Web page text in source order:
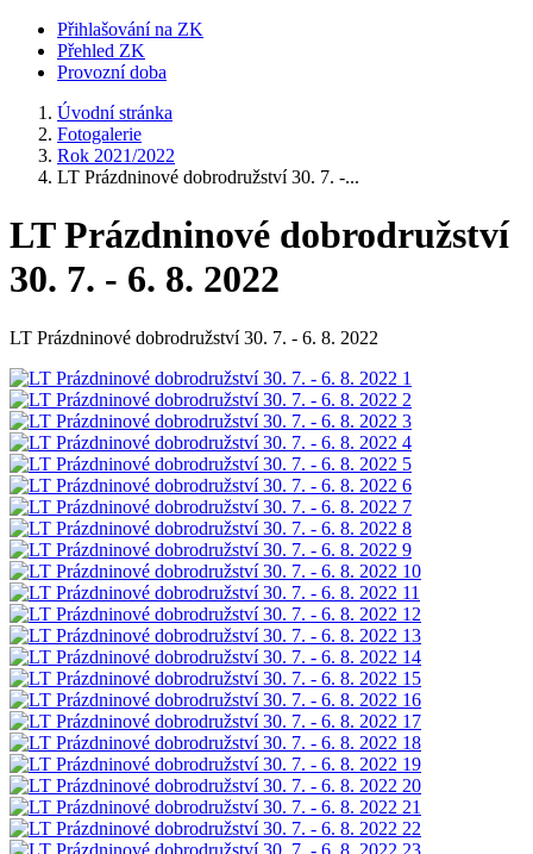
Přihlašování na ZK
Přehled ZK
Provozní doba
Úvodní stránka
Fotogalerie
Rok 2021/2022
LT Prázdninové dobrodružství 30. 7. -...
LT Prázdninové dobrodružství
30. 7. - 6. 8. 2022
LT Prázdninové dobrodružství 30. 7. - 6. 8. 2022